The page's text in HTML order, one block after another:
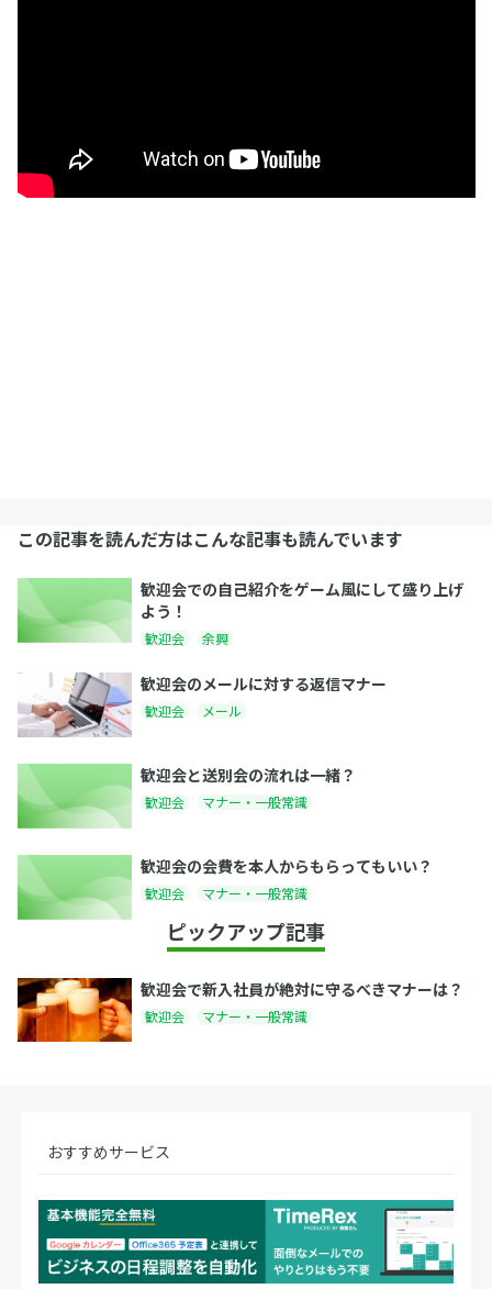
この記事を読んだ方はこんな記事も読んでいます
歓迎会での自己紹介をゲーム風にして盛り上げ
よう！
歓迎会 余興
歓迎会のメールに対する返信マナー
歓迎会 メール
歓迎会と送別会の流れは一緒？
歓迎会 マナー・一般常識
歓迎会の会費を本人からもらってもいい？
歓迎会 マナー・一般常識
ピックアップ記事
歓迎会で新入社員が絶対に守るべきマナーは？
歓迎会 マナー・一般常識
おすすめサービス